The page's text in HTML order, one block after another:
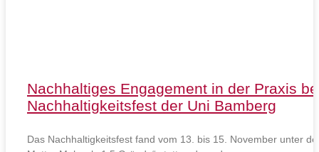
Nachhaltiges Engagement in der Praxis
Nachhaltigkeitsfest der Uni Bamberg
Das Nachhaltigkeitsfest fand vom 13. bis 15. November unter